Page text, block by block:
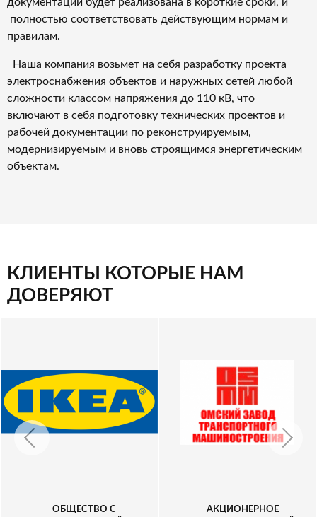
полностью соответствовать действующим нормам и
правилам.
Наша компания возьмет на себя разработку проекта
электроснабжения объектов и наружных сетей любой
сложности классом напряжения до 110 кВ, что
включают в себя подготовку технических проектов и
рабочей документации по реконструируемым,
модернизируемым и вновь строящимся энергетическим
объектам.
КЛИЕНТЫ КОТОРЫЕ НАМ
ДОВЕРЯЮТ
ОБЩЕСТВО С
АКЦИОНЕРНОЕ